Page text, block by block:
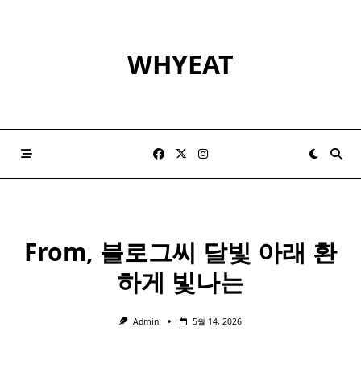
WHYEAT
From, 블로그씨 달빛 아래 환
하게 빛나는
Admin 5월 14, 2026